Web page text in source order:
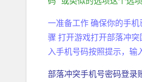
一准备工作 确保你的手
骤 打开游戏打开部落冲
入手机号码按照提示，输
部落冲突手机号密码登录